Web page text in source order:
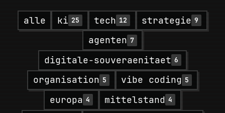
alle ki 25 tech 12 strategie 9
agenten 7
digitale-souveraenitaet 6
organisation 5 vibe coding 5
europa 4 mittelstand 4